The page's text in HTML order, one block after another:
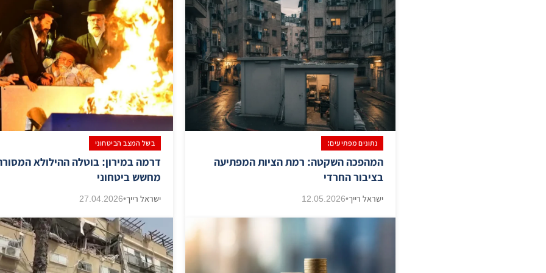
נתונים מפתיעים:
​המהפכה השקטה: רמת הציות המפתיעה
בציבור החרדי
ישראל רייך•
12.05.2026
בשל המצב הביטחוני
דרמה במירון: בוטלה ההילולא
מחשש ביטחוני
ישראל רייך•
27.04.2026